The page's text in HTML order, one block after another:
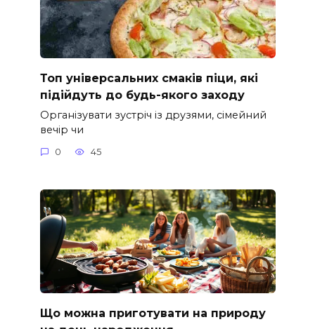
Топ універсальних смаків піци, які
підійдуть до будь-якого заходу
Організувати зустріч із друзями, сімейний
вечір чи
0 45
Що можна приготувати на природу